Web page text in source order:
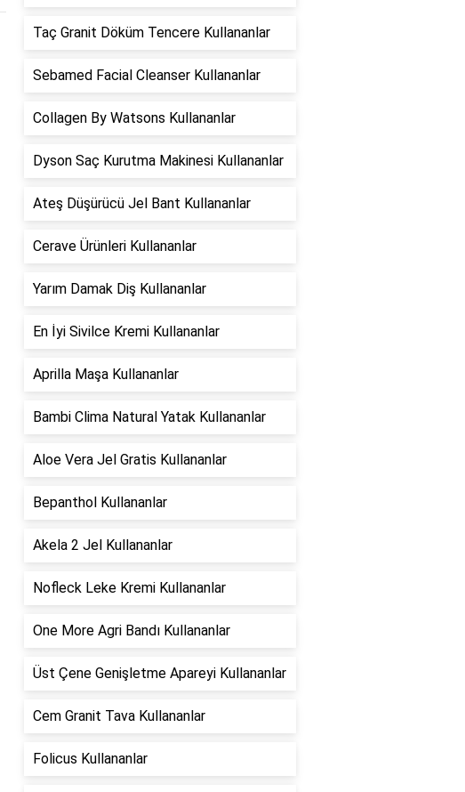
Taç Granit Döküm Tencere Kullananlar
Sebamed Facial Cleanser Kullananlar
Collagen By Watsons Kullananlar
Dyson Saç Kurutma Makinesi Kullananlar
Ateş Düşürücü Jel Bant Kullananlar
Cerave Ürünleri Kullananlar
Yarım Damak Diş Kullananlar
En İyi Sivilce Kremi Kullananlar
Aprilla Maşa Kullananlar
Bambi Clima Natural Yatak Kullananlar
Aloe Vera Jel Gratis Kullananlar
Bepanthol Kullananlar
Akela 2 Jel Kullananlar
Nofleck Leke Kremi Kullananlar
One More Agri Bandı Kullananlar
Üst Çene Genişletme Apareyi Kullananlar
Cem Granit Tava Kullananlar
Folicus Kullananlar